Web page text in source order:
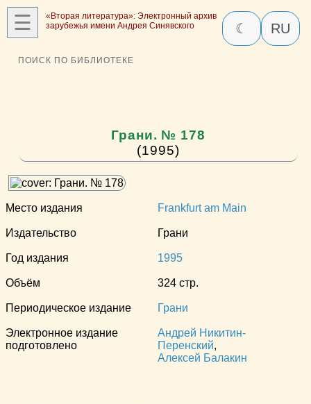
☰
«Вторая литература»: Электронный архив
зарубежья имени Андрея Синявского
☾ RU
ПОИСК ПО БИБЛИОТЕКЕ
Грани. № 178
(1995)
Место издания Frankfurt am Main
Издательство Грани
Год издания 1995
Объём 324 стр.
Периодическое издание Грани
Электронное издание
подготовлено
Андрей Никитин-
Перенский,
Алексей Балакин